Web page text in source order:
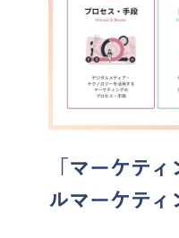
「マーケテ
ルマーケティ